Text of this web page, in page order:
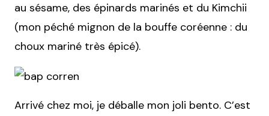
au sésame, des épinards marinés et du Kimchii
(mon péché mignon de la bouffe coréenne : du
choux mariné très épicé).
Arrivé chez moi, je déballe mon joli bento. C’est